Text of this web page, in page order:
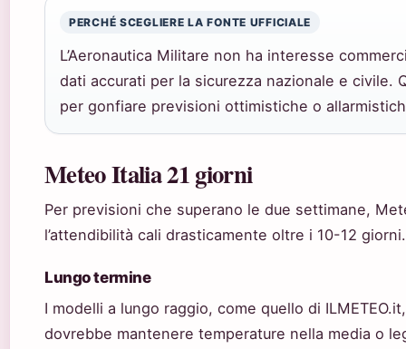
PERCHÉ SCEGLIERE LA FONTE UFFICIALE
L’Aeronautica Militare non ha interesse
dati accurati per la sicurezza nazionale e civile.
per gonfiare previsioni ottimistiche o
Meteo Italia 21 giorni
Per previsioni che superano le due settimane,
l’attendibilità cali drasticamente oltre i 10-12 giorni.
Lungo termine
I modelli a lungo raggio, come quello di
dovrebbe mantenere temperature nella media o